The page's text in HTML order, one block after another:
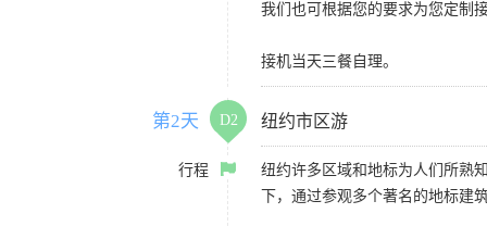
我们也可根据您的要求为您定制
接机当天三餐自理。
第2天 D2 纽约市区游
行程
纽约许多区域和地标为人们所熟
下，通过参观多个著名的地标建